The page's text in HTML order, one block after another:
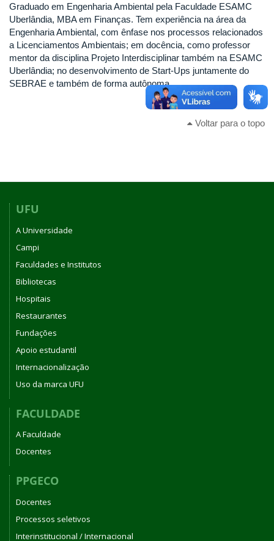
Graduado em Engenharia Ambiental pela Faculdade ESAMC
Uberlândia, MBA em Finanças. Tem experiência na área da
Engenharia Ambiental, com ênfase nos processos relacionados
a Licenciamentos Ambientais; em docência, como professor
mentor da disciplina Projeto Interdisciplinar também na ESAMC
Uberlândia; no desenvolvimento de Start-Ups juntamente do
SEBRAE e também de forma autônoma.
Voltar para o topo
UFU
A Universidade
Campi
Faculdades e Institutos
Bibliotecas
Hospitais
Restaurantes
Fundações
Apoio estudantil
Internacionalização
Uso da marca UFU
FACULDADE
A Faculdade
Docentes
PPGECO
Docentes
Processos seletivos
Interinstitucional / Internacional